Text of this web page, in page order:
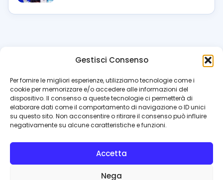
Gestisci Consenso
Per fornire le migliori esperienze, utilizziamo tecnologie come i
cookie per memorizzare e/o accedere alle informazioni del
dispositivo. Il consenso a queste tecnologie ci permetterà di
elaborare dati come il comportamento di navigazione o ID unici
su questo sito. Non acconsentire o ritirare il consenso può influire
negativamente su alcune caratteristiche e funzioni.
Accetta
Nega
azzurrissimo.it
Il blog di riferimento per i tifosi del Napoli. News, interviste,
pagelle e calciomercato. Testata giornalistica registrata
al Tribunale di Napoli (n. 48 dell’08/10/2012). Direttore Luca
Perillo
INFO
Contattaci